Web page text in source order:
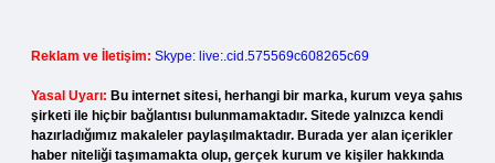
Reklam ve İletişim: Skype: live:.cid.575569c608265c69
Yasal Uyarı: Bu internet sitesi, herhangi bir marka, kurum veya şahıs
şirketi ile hiçbir bağlantısı bulunmamaktadır. Sitede yalnızca kendi
hazırladığımız makaleler paylaşılmaktadır. Burada yer alan içerikler
haber niteliği taşımamakta olup, gerçek kurum ve kişiler hakkında